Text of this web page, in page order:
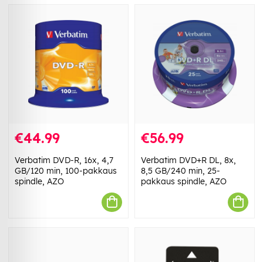
€44.99
Verbatim DVD-R, 16x, 4,7
GB/120 min, 100-pakkaus
spindle, AZO
€56.99
Verbatim DVD+R DL, 8x,
8,5 GB/240 min, 25-
pakkaus spindle, AZO